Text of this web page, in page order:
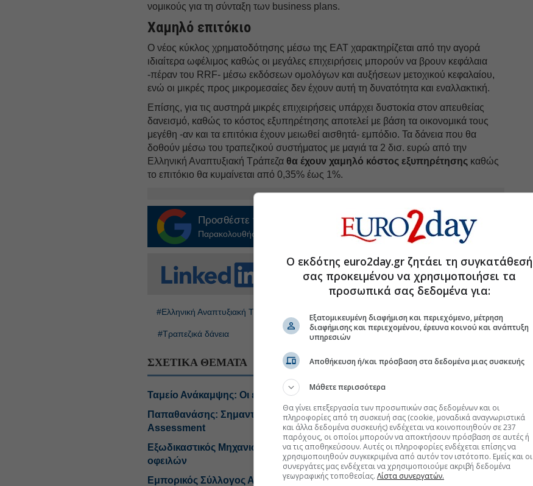
νομικούς για τη σύνταξη των business plans.
Χαμηλό επιτόκιο
Ο νέος κύκλος χρηματοδότησης μέσω της ΕΑΤ χαρακτηρίζεται από την αγορά
ιδιαίτερα ωφέλιμος καθώς οι μεγάλες επιχειρήσεις μπορούν να βρουν κεφάλαια
-πέραν του RRF- μέσω εκδόσεων ομολόγων και αυξήσεων μετοχικού κεφαλαίου,
ενώ οι μικρές προς μικρομεσαίες δεν έχουν αυτή τη δυνατότητα και εναλλακτική.
Επίσης, για τις αυστηρά μικρές επιχειρήσεις υπάρχει δυστοκία στον απευθείας
δανεισμό, καθώς το κόστος εξυπηρέτησης αποτελεί με βάση τα οικονομικά τους
μεγέθη -αν και τα επιτόκια έχουν μειωθεί αισθητά- εμπόδιο. Τα δάνεια που θα
δοθούν μέσω του τραπεζικού συστήματος με μαγιά τα 2 δισ. ευρώ από την
Ελληνική Αναπτυξιακή Τράπεζα θα έχουν χαμηλό κόστος εξυπηρέτησης καθώς
το επιτόκιο θα κυμαίνεται από 0,35% έως 1%.
Προσθέστε το στοGoogle Discover!
Παρακολουθήστε τις εξελίξεις με την υπογραφη εγκυρότητας του Euro2day.gr
FOLLOW US
Ακολουθήστε τη σελίδα τουEuro2day.grστοLinkedin
#Ελληνική Αναπτυξιακή Τράπεζα #Μικρομεσαίες επιχειρήσεις
#Τραπεζικά δάνεια
ΣΧΕΤΙΚΑ ΘΕΜΑΤΑ
Ταμείο Ανάκαμψης: Οι επιχειρήσεις που κέρδισαν τη μάχη των δανείων
Παπαθανάσης: Σημαντική επιτυχία για την ΕΑΤ η πιστοποίηση Pillar
Assessment
Εξωδικαστικός Μηχανισμός: Ξεπέρασαν τα 20 δισ. ευρώ οι ρυθμίσεις
οφειλών
Εμπορικός Σύλλογος Αθηνών: Δέσμη προτάσεων για τη στήριξη των
Ο εκδότης euro2day.gr ζητάει τη συγκατάθεσή
σας προκειμένου να χρησιμοποιήσει τα
προσωπικά σας δεδομένα για:
Εξατομικευμένη διαφήμιση και περιεχόμενο, μέτρηση
διαφήμισης και περιεχομένου, έρευνα κοινού και ανάπτυξη
υπηρεσιών
Αποθήκευση ή/και πρόσβαση στα δεδομένα μιας συσκευής
Μάθετε περισσότερα
Θα γίνει επεξεργασία των προσωπικών σας δεδομένων και οι
πληροφορίες από τη συσκευή σας (cookie, μοναδικά αναγνωριστικά
και άλλα δεδομένα συσκευής) ενδέχεται να κοινοποιηθούν σε 237
παρόχους, οι οποίοι μπορούν να αποκτήσουν πρόσβαση σε αυτές ή
να τις αποθηκεύσουν. Αυτές οι πληροφορίες ενδέχεται επίσης να
χρησιμοποιηθούν συγκεκριμένα από αυτόν τον ιστότοπο. Εμείς και οι
συνεργάτες μας ενδέχεται να χρησιμοποιούμε ακριβή δεδομένα
γεωγραφικής τοποθεσίας. Λίστα συνεργατών.